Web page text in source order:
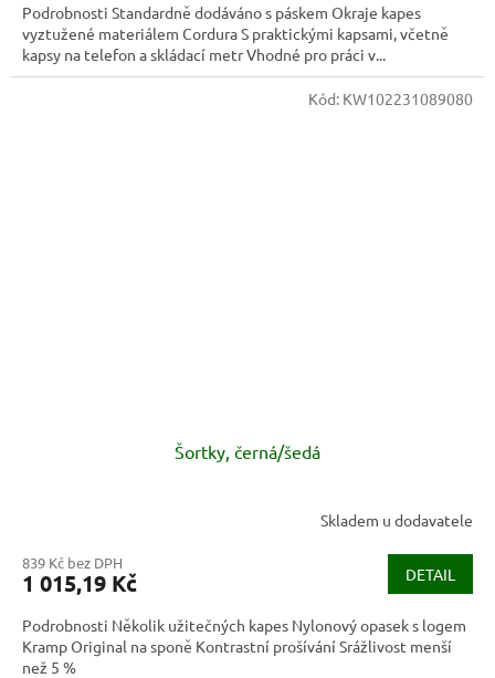
Podrobnosti Standardně dodáváno s páskem Okraje kapes
vyztužené materiálem Cordura S praktickými kapsami, včetně
kapsy na telefon a skládací metr Vhodné pro práci v...
Šortky, černá/šedá
Skladem u dodavatele
839 Kč bez DPH
1 015,19 Kč DETAIL
Podrobnosti Několik užitečných kapes Nylonový opasek s logem
Kramp Original na sponě Kontrastní prošívání Srážlivost menší
než 5 %
Kód: KW102231089080